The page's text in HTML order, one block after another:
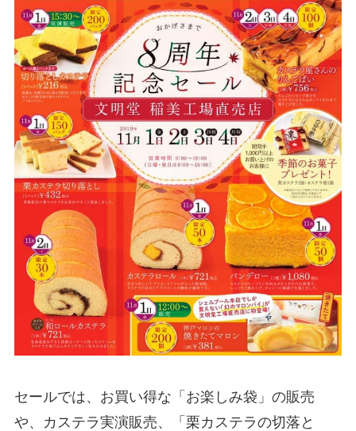
セールでは、お買い得な「お楽しみ袋」の販売
や、カステラ実演販売、「栗カステラの切落と